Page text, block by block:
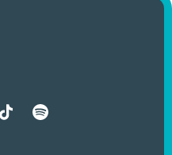
réseaux